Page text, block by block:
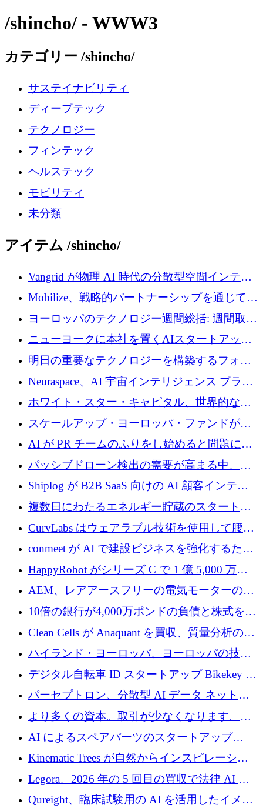
/shincho/ - WWW3
カテゴリー /shincho/
サステイナビリティ
ディープテック
テクノロジー
フィンテック
ヘルステック
モビリティ
未分類
アイテム /shincho/
Vangrid が物理 AI 時代の分散型空間インテリ
ジェンス ネットワークを構築するために 900
万ドルのシードを調達
Mobilize、戦略的パートナーシップを通じて通
信ソフトウェア会社を拡大するための投資部
ヨーロッパのテクノロジー週間総括: 週間取引
額 8 億 7,800 万ユーロと 2026 年上半期の主要
ニューヨークに本社を置くAIスタートアップ
Modal Labsがロンドンオフィスを開設
明日の重要なテクノロジーを構築するフォト
ニクスのスケールアップに対応する
Neuraspace、AI 宇宙インテリジェンス プラッ
トフォームの拡大に 1,560 万ユーロを投資
ホワイト・スター・キャピタル、世界的なス
タートアップをシリーズAからBまで支援する
ために2億5,000万ドルのファンドIVを閉鎖
スケールアップ・ヨーロッパ・ファンドが初
の投資を行い、Iceeyeの10億ユーロのラウンド
を共同主導
AI が PR チームのふりをし始めると問題にな
ります
パッシブドローン検出の需要が高まる中、
Monava が資金調達ラウンドを終了
Shiplog が B2B SaaS 向けの AI 顧客インテリ
ジェンスを構築するために 100 万ドルを調達
複数日にわたるエネルギー貯蔵のスタートア
ップ、Ore Energy が新たな投資ラウンドで
4,300 万ドルを獲得
CurvLabs はウェアラブル技術を使用して腰痛
治療をどのように再考しているか
conmeet が AI で建設ビジネスを強化するため
に 600 万ユーロを調達
HappyRobot がシリーズ C で 1 億 5,000 万ド
ルを獲得し、企業運営向けにエージェント AI
AEM、レアアースフリーの電気モーターの革
新を加速するために1,600万ポンドを確保
10倍の銀行が4,000万ポンドの負債と株式を調
達
Clean Cells が Anaquant を買収、質量分析の専
門知識によるバイオ医薬品の品質管理を拡大
ハイランド・ヨーロッパ、ヨーロッパの技術
規模拡大を支援するために11億ユーロのファ
ンドVIを閉鎖
デジタル自転車 ID スタートアップ Bikekey が
TÖNNJES への投資を確保
パーセプトロン、分散型 AI データ ネットワ
ークの構築に 650 万ドルを調達
より多くの資本。取引が少なくなります。
2026 年上半期がヨーロッパのテクノロジーに
ついて語ること
AI によるスペアパーツのスタートアップ
Intropy が 1,100 万ドルを調達
Kinematic Trees が自然からインスピレーショ
ンを得たロボット ソフトウェアを拡張するた
めに 58 万 5,000 ポンドを調達
Legora、2026 年の 5 回目の買収で法律 AI ス
タートアップ Wexler を買収
Qureight、臨床試験用の AI を活用したイメー